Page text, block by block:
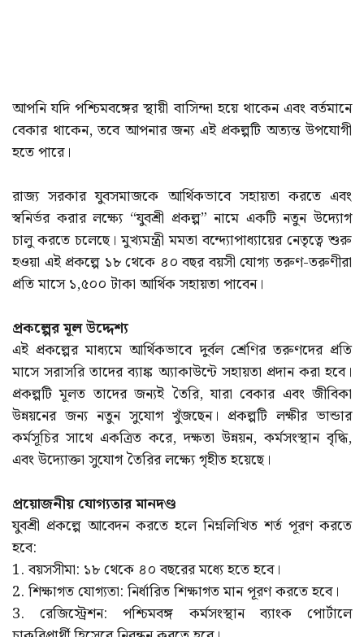
আপনি যদি পশ্চিমবঙ্গের স্থায়ী বাসিন্দা হয়ে থাকেন এবং বর্তমানে
বেকার থাকেন, তবে আপনার জন্য এই প্রকল্পটি অত্যন্ত উপযোগী
হতে পারে।
রাজ্য সরকার যুবসমাজকে আর্থিকভাবে সহায়তা করতে এবং
স্বনির্ভর করার লক্ষ্যে “যুবশ্রী প্রকল্প” নামে একটি নতুন উদ্যোগ
চালু করতে চলেছে। মুখ্যমন্ত্রী মমতা বন্দ্যোপাধ্যায়ের নেতৃত্বে শুরু
হওয়া এই প্রকল্পে ১৮ থেকে ৪০ বছর বয়সী যোগ্য তরুণ-তরুণীরা
প্রতি মাসে ১,৫০০ টাকা আর্থিক সহায়তা পাবেন।
প্রকল্পের মূল উদ্দেশ্য
এই প্রকল্পের মাধ্যমে আর্থিকভাবে দুর্বল শ্রেণির তরুণদের প্রতি
মাসে সরাসরি তাদের ব্যাঙ্ক অ্যাকাউন্টে সহায়তা প্রদান করা হবে।
প্রকল্পটি মূলত তাদের জন্যই তৈরি, যারা বেকার এবং জীবিকা
উন্নয়নের জন্য নতুন সুযোগ খুঁজছেন। প্রকল্পটি লক্ষীর ভান্ডার
কর্মসূচির সাথে একত্রিত করে, দক্ষতা উন্নয়ন, কর্মসংস্থান বৃদ্ধি,
এবং উদ্যোক্তা সুযোগ তৈরির লক্ষ্যে গৃহীত হয়েছে।
প্রয়োজনীয় যোগ্যতার মানদণ্ড
যুবশ্রী প্রকল্পে আবেদন করতে হলে নিম্নলিখিত শর্ত পূরণ করতে
হবে:
1. বয়সসীমা: ১৮ থেকে ৪০ বছরের মধ্যে হতে হবে।
2. শিক্ষাগত যোগ্যতা: নির্ধারিত শিক্ষাগত মান পূরণ করতে হবে।
3. রেজিস্ট্রেশন: পশ্চিমবঙ্গ কর্মসংস্থান ব্যাংক পোর্টালে